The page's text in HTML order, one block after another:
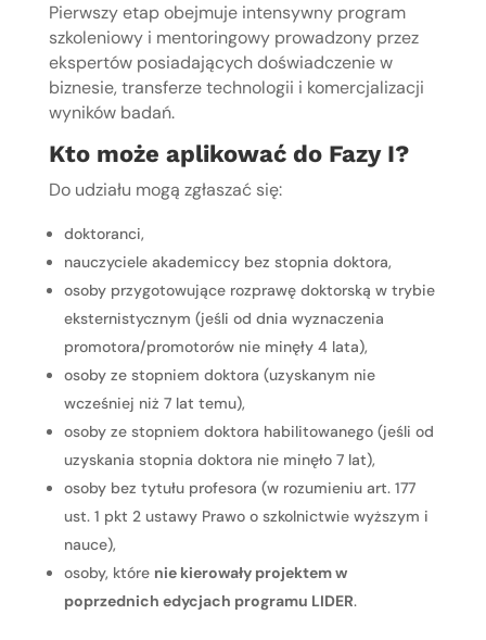
Pierwszy etap obejmuje intensywny program
szkoleniowy i mentoringowy prowadzony przez
ekspertów posiadających doświadczenie w
biznesie, transferze technologii i komercjalizacji
wyników badań.
Kto może aplikować do Fazy I?
Do udziału mogą zgłaszać się:
doktoranci,
nauczyciele akademiccy bez stopnia doktora,
osoby przygotowujące rozprawę doktorską w trybie
eksternistycznym (jeśli od dnia wyznaczenia
promotora/promotorów nie minęły 4 lata),
osoby ze stopniem doktora (uzyskanym nie
wcześniej niż 7 lat temu),
osoby ze stopniem doktora habilitowanego (jeśli od
uzyskania stopnia doktora nie minęło 7 lat),
osoby bez tytułu profesora (w rozumieniu art. 177
ust. 1 pkt 2 ustawy Prawo o szkolnictwie wyższym i
nauce),
osoby, które nie kierowały projektem w
poprzednich edycjach programu LIDER.